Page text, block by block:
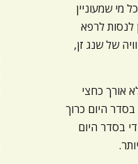
מי שמעוניין
לנסות לרפא
של שנג זן,
אורך כחצי
היום כרוך
בסדר היום